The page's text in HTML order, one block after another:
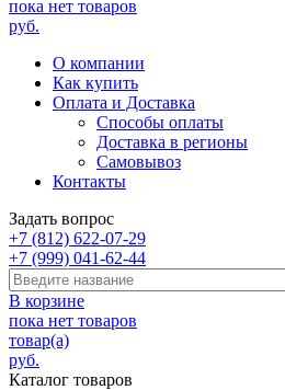
пока нет товаров
руб.
О компании
Как купить
Оплата и Доставка
Способы оплаты
Доставка в регионы
Самовывоз
Контакты
Задать вопрос
+7 (812) 622-07-29
+7 (999) 041-62-44
В корзине
пока нет товаров
товар(а)
руб.
Каталог товаров